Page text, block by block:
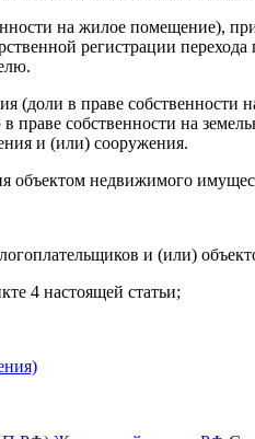
на жилое помещение),
регистрации
в праве собственности
собственности на
и (или) сооружения.
недвижимого
и (или)
4 настоящей статьи;